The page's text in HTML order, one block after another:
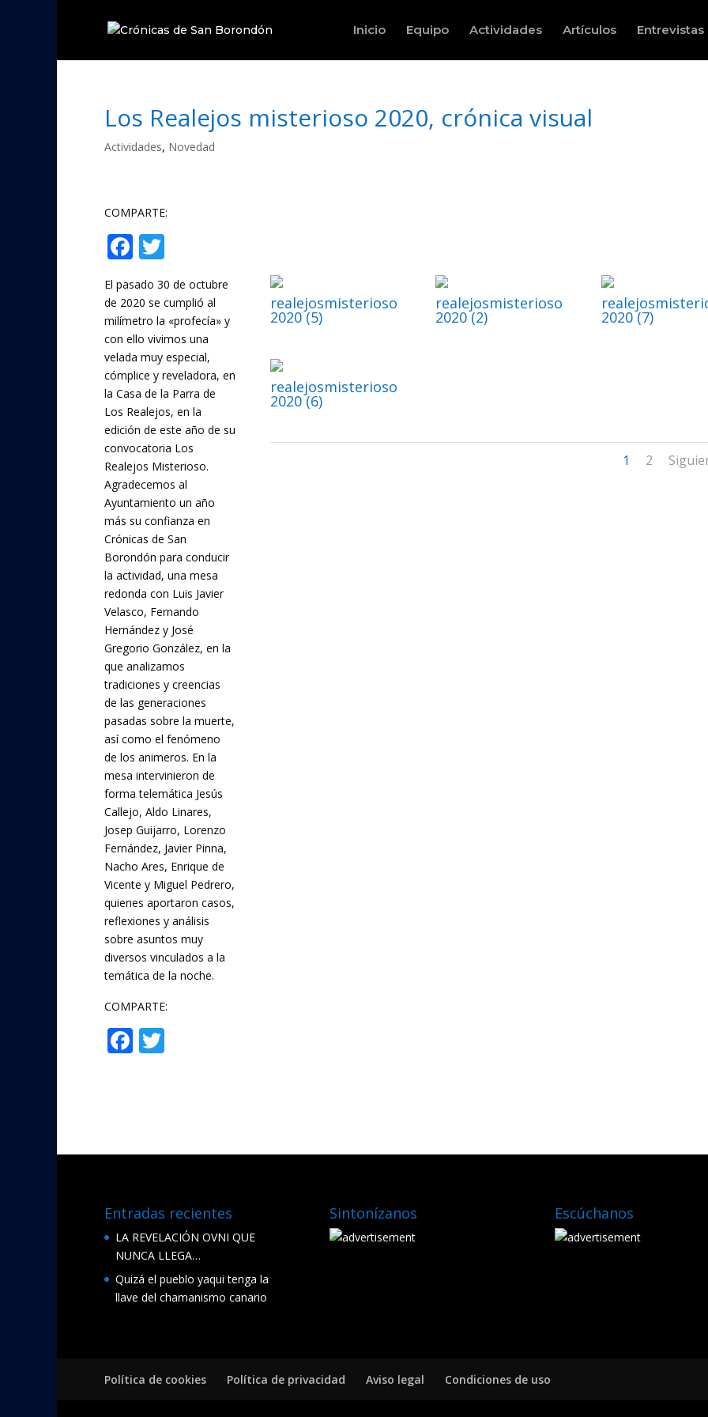
Inicio Equipo Actividades Artículos Entrevistas
Los Realejos misterioso 2020, crónica visual
Actividades, Novedad
COMPARTE:
F
ac
e
b
o
o
k
w
itt
er
El pasado 30 de octubre
de 2020 se cumplió al
milímetro la «profecía» y
con ello vivimos una
velada muy especial,
cómplice y reveladora, en
la Casa de la Parra de
Los Realejos, en la
edición de este año de su
convocatoria Los
Realejos Misterioso.
Agradecemos al
Ayuntamiento un año
más su confianza en
Crónicas de San
Borondón para conducir
la actividad, una mesa
redonda con Luis Javier
Velasco, Fernando
Hernández y José
Gregorio González, en la
que analizamos
tradiciones y creencias
de las generaciones
pasadas sobre la muerte,
así como el fenómeno
de los animeros. En la
mesa intervinieron de
forma telemática Jesús
Callejo, Aldo Linares,
Josep Guijarro, Lorenzo
Fernández, Javier Pinna,
Nacho Ares, Enrique de
Vicente y Miguel Pedrero,
quienes aportaron casos,
reflexiones y análisis
sobre asuntos muy
diversos vinculados a la
temática de la noche.
realejosmisterioso
2020 (5)
realejosmisterioso
2020 (2) 2020 (7)
realejosmisterioso
2020 (6)
1 2
COMPARTE:
F
Entradas recientes
LA REVELACIÓN OVNI QUE
NUNCA LLEGA…
Quizá el pueblo yaqui tenga la
llave del chamanismo canario
Sintonízanos Escúchanos
Política de cookies Política de privacidad Aviso legal Condiciones de uso